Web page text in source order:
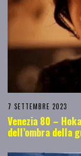
7 SETTEMBRE 2023
Venezia 80 –
dell’ombra della